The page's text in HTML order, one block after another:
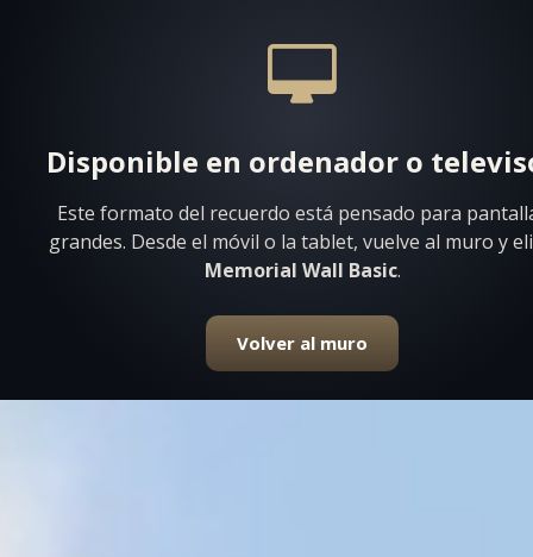
Disponible en ordenador o
Este formato del recuerdo está pensado para
grandes. Desde el móvil o la tablet, vuelve al muro y
Memorial Wall Basic.
Volver al muro